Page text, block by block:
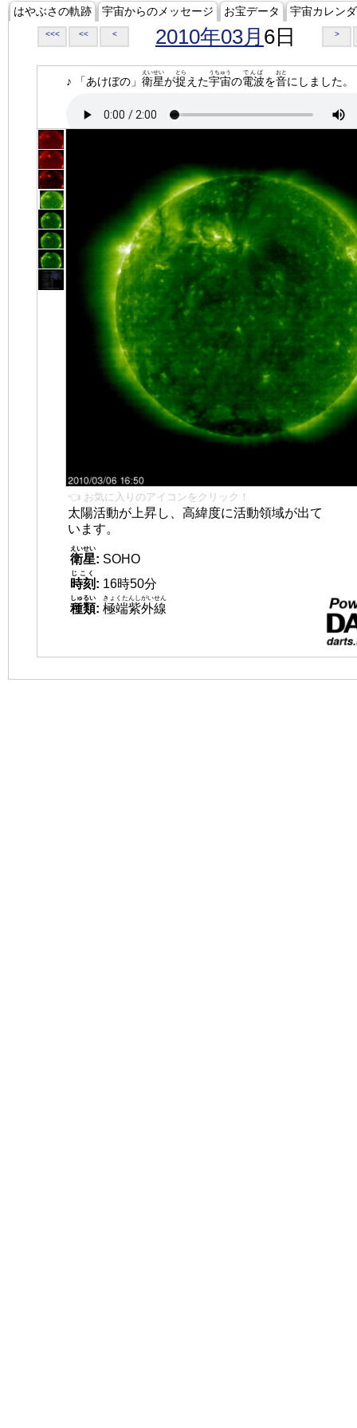
はやぶさの軌跡 宇宙からのメッセージ お宝データ 宇宙カレン
<<< << < 2010年03月 6日 >
♪ 「あけぼの」 衛星
えいせい
が捉
とら
えた宇宙
うちゅう
の電波
でんぱ
を音
おと
にしました。
👈 お気に入りのアイコンをクリック！
太陽活動が上昇し、高緯度に活動領域が出て
います。
衛星
えいせい
: SOHO
時刻
じこく
: 16時50分
種類
しゅるい
: 極端紫外線
きょくたんしがいせん